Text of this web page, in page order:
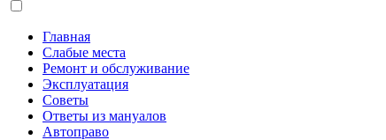
Главная
Слабые места
Ремонт и обслуживание
Эксплуатация
Советы
Ответы из мануалов
Автоправо